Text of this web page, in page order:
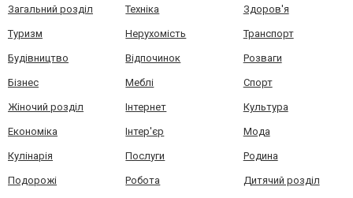
Загальний розділ Техніка Здоров'я
Туризм Нерухомість Транспорт
Будівництво Відпочинок Розваги
Бізнес Меблі Спорт
Жіночий розділ Інтернет Культура
Економіка Інтер'єр Мода
Кулінарія Послуги Родина
Подорожі Робота Дитячий розділ